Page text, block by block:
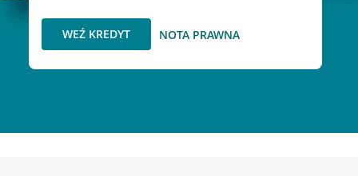
WEŹ KREDYT NOTA PRAWNA